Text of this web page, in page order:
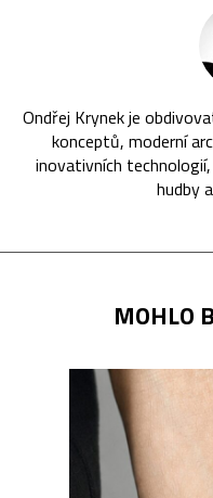
Ondřej Krynek je
konceptů, moderní
inovativních
hudby
MOHLO